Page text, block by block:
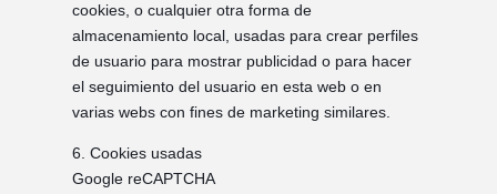
cookies, o cualquier otra forma de
almacenamiento local, usadas para crear perfiles
de usuario para mostrar publicidad o para hacer
el seguimiento del usuario en esta web o en
varias webs con fines de marketing similares.
6. Cookies usadas
Google reCAPTCHA